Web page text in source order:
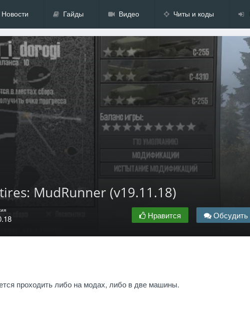
Новости Гайды Видео Читы и коды
MudRunner (v19.11.18)
Нравится Обсудить
проходить либо на модах, либо в две машины.